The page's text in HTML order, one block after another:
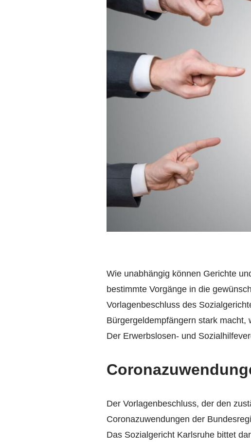
Wie unabhängig können Gerichte
bestimmte Vorgänge in die
Vorlagenbeschluss des
Bürgergeldempfängern stark
Der Erwerbslosen- und
Der Vorlagenbeschluss, der den
Coronazuwendungen der
Das Sozialgericht Karlsruhe bittet